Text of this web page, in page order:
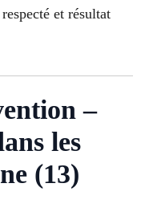
et résultat
–
les
(13)